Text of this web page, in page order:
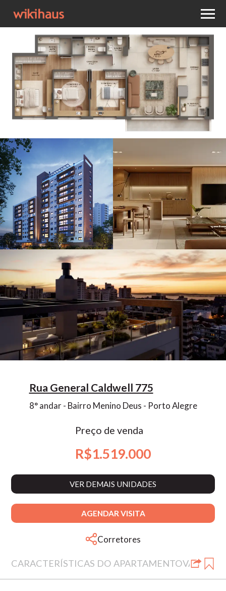
Rua General Caldwell 775
8° andar - Bairro Menino Deus - Porto Alegre
Preço de venda
R$1.519.000
VER DEMAIS UNIDADES
AGENDAR VISITA
Corretores
CARACTERÍSTICAS DO APARTAMENTOVALORES